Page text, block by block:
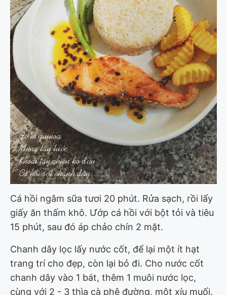
Cá hồi ngâm sữa tươi 20 phút. Rửa sạch, rồi lấy
giấy ăn thấm khô. Ướp cá hồi với bột tỏi và tiêu
15 phút, sau đó áp chảo chín 2 mặt.
Chanh dây lọc lấy nước cốt, để lại một ít hạt
trang trí cho đẹp, còn lại bỏ đi. Cho nước cốt
chanh dây vào 1 bát, thêm 1 muôi nước lọc,
cùng với 2 - 3 thìa cà phê đường, một xíu muối.